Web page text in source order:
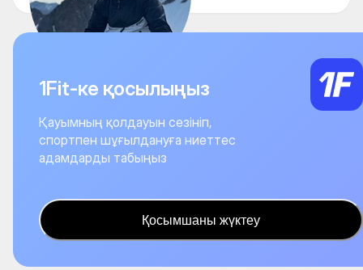
1Fit-ке қосылыңыз
Қауымның қолдауын сезініп,
спортпен шұғылдануға ниеттес
адамдарды табыңыз
Қосымшаны жүктеу